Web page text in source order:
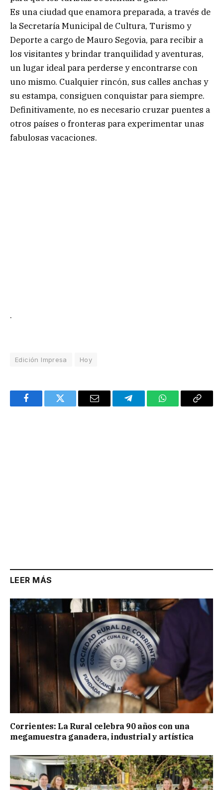
Es una ciudad que enamora preparada, a través de
la Secretaría Municipal de Cultura, Turismo y
Deporte a cargo de Mauro Segovia, para recibir a
los visitantes y brindar tranquilidad y aventuras,
un lugar ideal para perderse y encontrarse con
uno mismo. Cualquier rincón, sus calles anchas y
su estampa, consiguen conquistar para siempre.
Definitivamente, no es necesario cruzar puentes a
otros países o fronteras para experimentar unas
fabulosas vacaciones.
.
Edición Impresa Hoy
FacebookTwitter Email TelegramWhatsAppCopy
LEER MÁS
Corrientes: La Rural celebra 90 años con una
megamuestra ganadera, industrial y artística